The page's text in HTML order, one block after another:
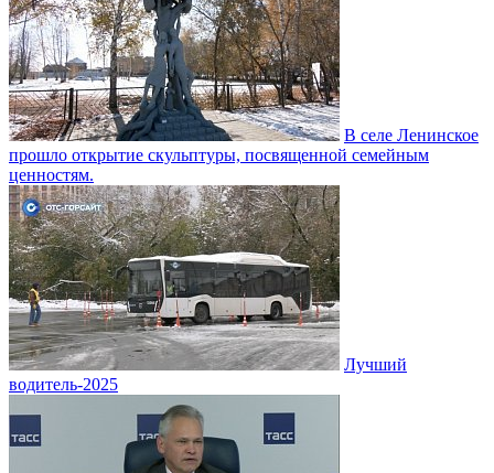
В селе Ленинское
прошло открытие скульптуры, посвященной семейным
ценностям.
Лучший
водитель-2025